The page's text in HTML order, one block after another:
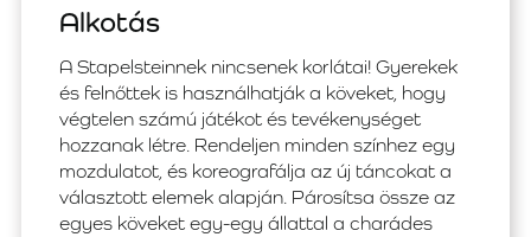
Alkotás
A Stapelsteinnek nincsenek korlátai! Gyerekek
és felnőttek is használhatják a köveket, hogy
végtelen számú játékot és tevékenységet
hozzanak létre. Rendeljen minden színhez egy
mozdulatot, és koreografálja az új táncokat a
választott elemek alapján. Párosítsa össze az
egyes köveket egy-egy állattal a charádes